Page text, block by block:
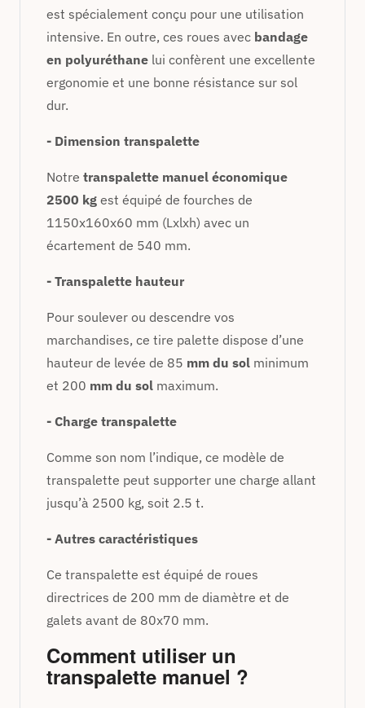
est spécialement conçu pour une utilisation
intensive. En outre, ces roues avec bandage
en polyuréthane lui confèrent une excellente
ergonomie et une bonne résistance sur sol
dur.
- Dimension transpalette
Notre transpalette manuel économique
2500 kg est équipé de fourches de
1150x160x60 mm (Lxlxh) avec un
écartement de 540 mm.
- Transpalette hauteur
Pour soulever ou descendre vos
marchandises, ce tire palette dispose d’une
hauteur de levée de 85 mm du sol minimum
et 200 mm du sol maximum.
- Charge transpalette
Comme son nom l’indique, ce modèle de
transpalette peut supporter une charge allant
jusqu’à 2500 kg, soit 2.5 t.
- Autres caractéristiques
Ce transpalette est équipé de roues
directrices de 200 mm de diamètre et de
galets avant de 80x70 mm.
Comment utiliser un
transpalette manuel ?